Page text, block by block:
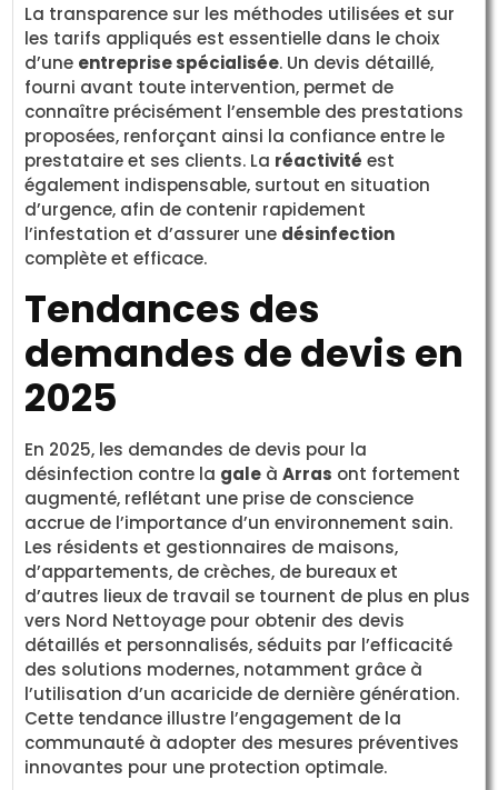
La transparence sur les méthodes utilisées et sur
les tarifs appliqués est essentielle dans le choix
d’une entreprise spécialisée. Un devis détaillé,
fourni avant toute intervention, permet de
connaître précisément l’ensemble des prestations
proposées, renforçant ainsi la confiance entre le
prestataire et ses clients. La réactivité est
également indispensable, surtout en situation
d’urgence, afin de contenir rapidement
l’infestation et d’assurer une désinfection
complète et efficace.
Tendances des
demandes de devis en
2025
En 2025, les demandes de devis pour la
désinfection contre la gale àArras ont fortement
augmenté, reflétant une prise de conscience
accrue de l’importance d’un environnement sain.
Les résidents et gestionnaires de maisons,
d’appartements, de crèches, de bureaux et
d’autres lieux de travail se tournent de plus en plus
vers Nord Nettoyage pour obtenir des devis
détaillés et personnalisés, séduits par l’efficacité
des solutions modernes, notamment grâce à
l’utilisation d’un acaricide de dernière génération.
Cette tendance illustre l’engagement de la
communauté à adopter des mesures préventives
innovantes pour une protection optimale.